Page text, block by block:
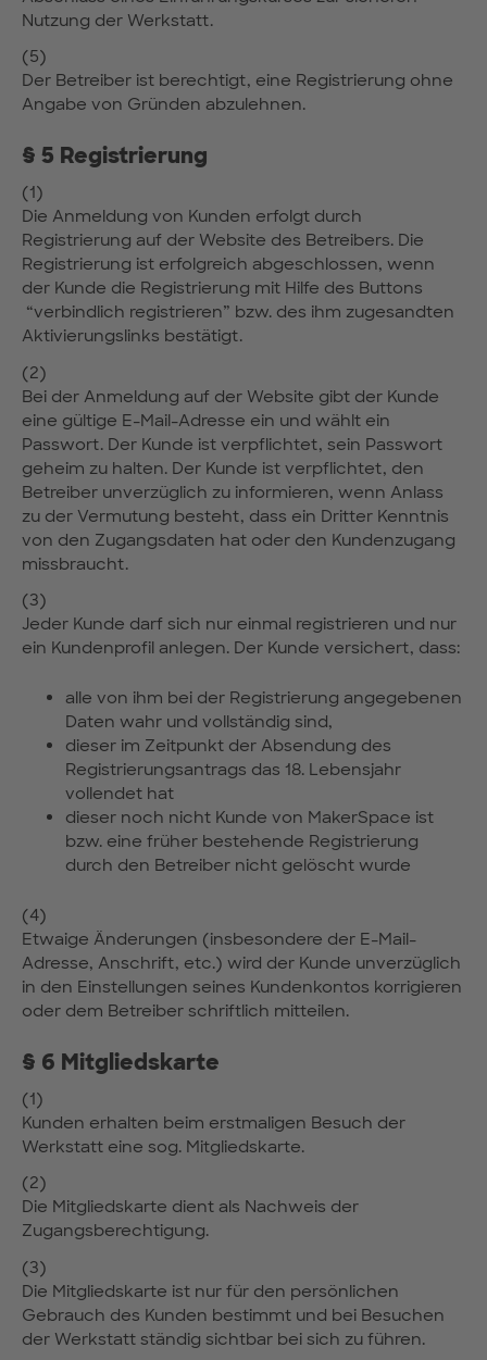
Nutzung der Werkstatt.
(5)
Der Betreiber ist berechtigt, eine Registrierung ohne
Angabe von Gründen abzulehnen.
§ 5 Registrierung
(1)
Die Anmeldung von Kunden erfolgt durch
Registrierung auf der Website des Betreibers. Die
Registrierung ist erfolgreich abgeschlossen, wenn
der Kunde die Registrierung mit Hilfe des Buttons
“verbindlich registrieren” bzw. des ihm zugesandten
Aktivierungslinks bestätigt.
(2)
Bei der Anmeldung auf der Website gibt der Kunde
eine gültige E-Mail-Adresse ein und wählt ein
Passwort. Der Kunde ist verpflichtet, sein Passwort
geheim zu halten. Der Kunde ist verpflichtet, den
Betreiber unverzüglich zu informieren, wenn Anlass
zu der Vermutung besteht, dass ein Dritter Kenntnis
von den Zugangsdaten hat oder den Kundenzugang
missbraucht.
(3)
Jeder Kunde darf sich nur einmal registrieren und nur
ein Kundenprofil anlegen. Der Kunde versichert, dass:
alle von ihm bei der Registrierung angegebenen
Daten wahr und vollständig sind,
dieser im Zeitpunkt der Absendung des
Registrierungsantrags das 18. Lebensjahr
vollendet hat
dieser noch nicht Kunde von MakerSpace ist
bzw. eine früher bestehende Registrierung
durch den Betreiber nicht gelöscht wurde
(4)
Etwaige Änderungen (insbesondere der E-Mail-
Adresse, Anschrift, etc.) wird der Kunde unverzüglich
in den Einstellungen seines Kundenkontos korrigieren
oder dem Betreiber schriftlich mitteilen.
§ 6 Mitgliedskarte
(1)
Kunden erhalten beim erstmaligen Besuch der
Werkstatt eine sog. Mitgliedskarte.
(2)
Die Mitgliedskarte dient als Nachweis der
Zugangsberechtigung.
(3)
Die Mitgliedskarte ist nur für den persönlichen
Gebrauch des Kunden bestimmt und bei Besuchen
der Werkstatt ständig sichtbar bei sich zu führen.